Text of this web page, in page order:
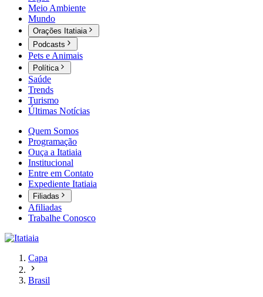
Meio Ambiente
Mundo
Orações Itatiaia
Podcasts
Pets e Animais
Política
Saúde
Trends
Turismo
Últimas Notícias
Quem Somos
Programação
Ouça a Itatiaia
Institucional
Entre em Contato
Expediente Itatiaia
Filiadas
Afiliadas
Trabalhe Conosco
Capa
Brasil